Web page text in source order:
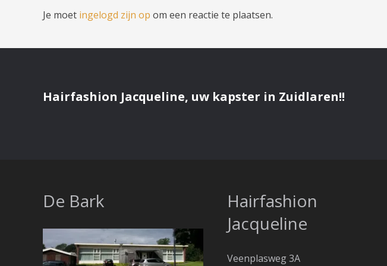
Je moet ingelogd zijn op om een reactie te plaatsen.
Hairfashion Jacqueline, uw kapster in Zuidlaren!!
De Bark
Hairfashion
Jacqueline
Veenplasweg 3A